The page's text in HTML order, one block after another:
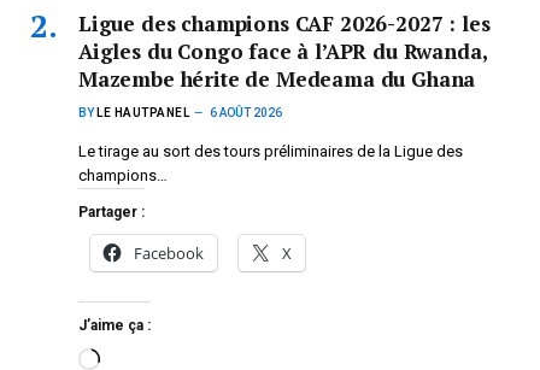
Ligue des champions CAF 2026-2027 : les
Aigles du Congo face à l’APR du Rwanda,
Mazembe hérite de Medeama du Ghana
BY LE HAUTPANEL 6 AOÛT 2026
Le tirage au sort des tours préliminaires de la Ligue des
champions…
Partager :
Facebook X
J’aime ça :